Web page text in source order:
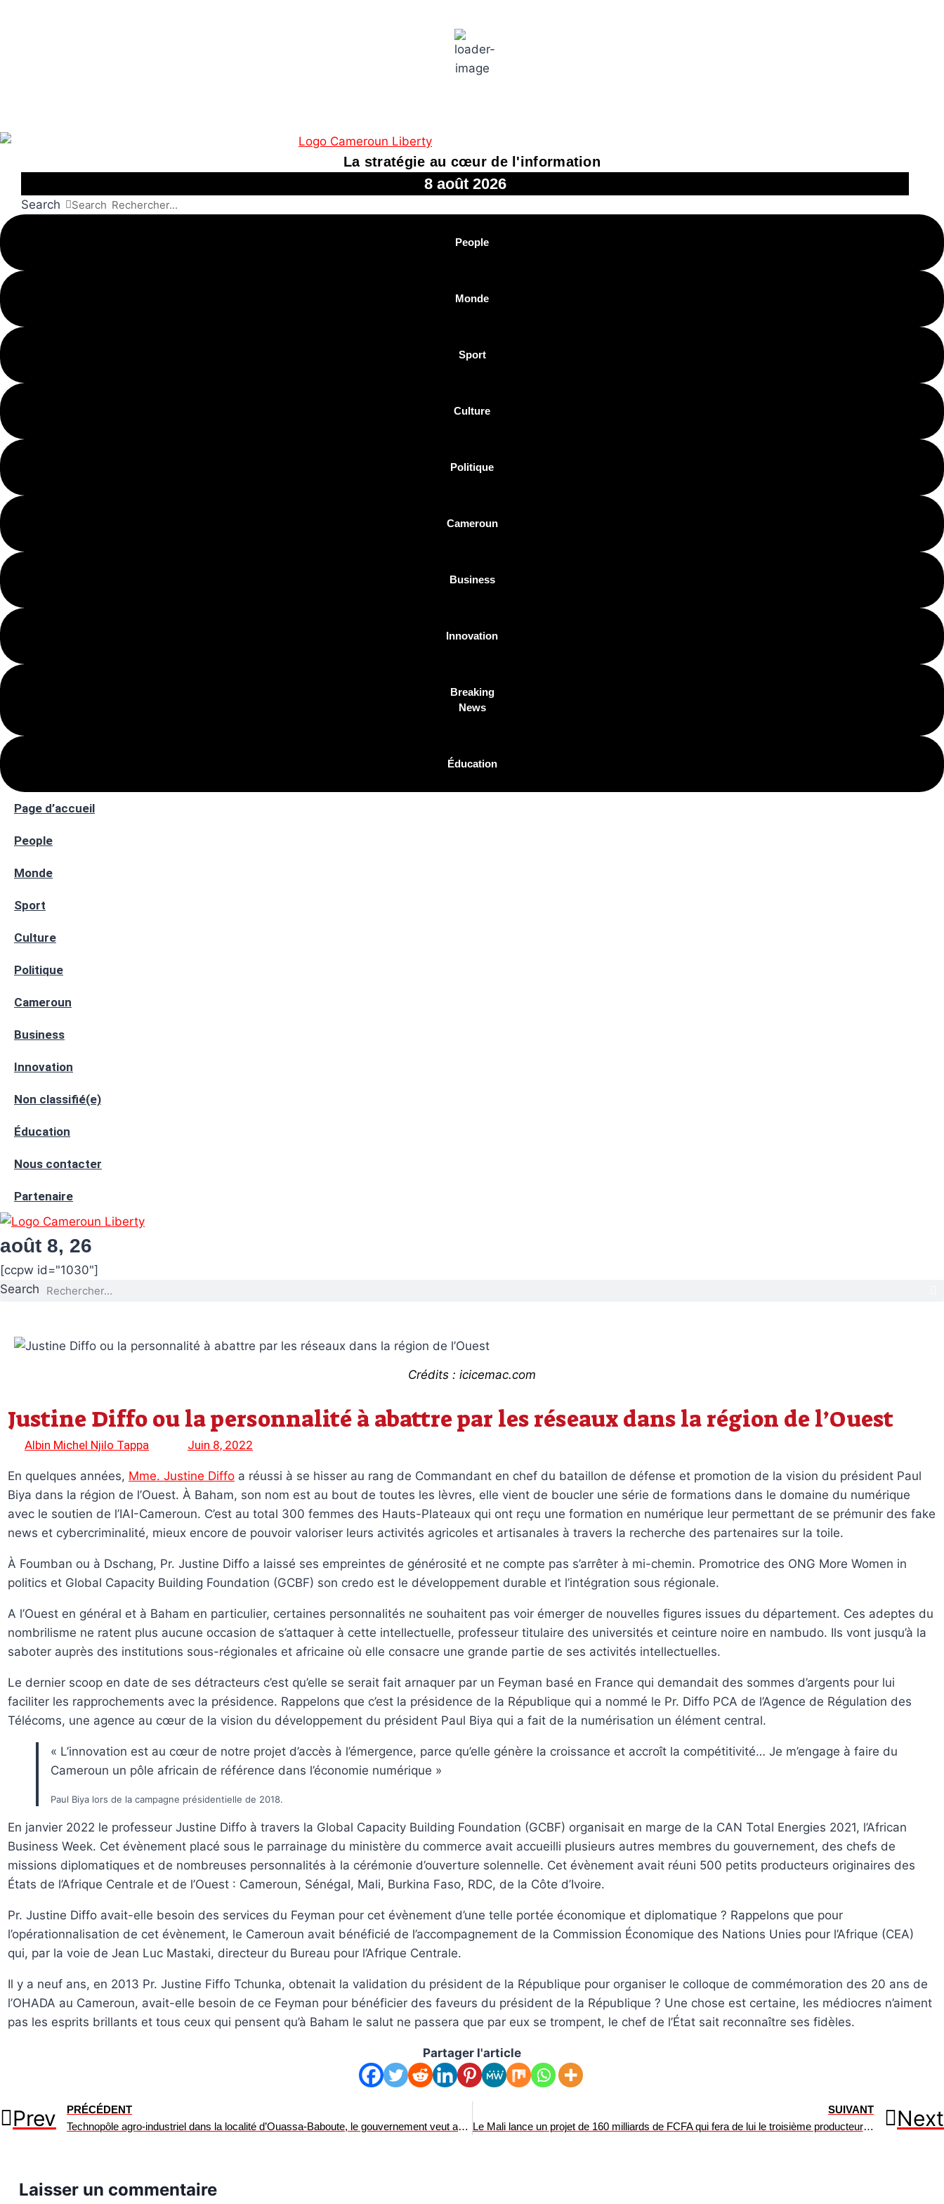
11:47 am,
18
La stratégie au cœur de l'information
8 août 2026
Search Search
People
Monde
Sport
Culture
Politique
Cameroun
Business
Innovation
Breaking
News
Éducation
Page d’accueil
People
Monde
Sport
Culture
Politique
Cameroun
Business
Innovation
Non classifié(e)
Éducation
Nous contacter
Partenaire
août 8, 26
[ccpw id="1030"]
Search
Crédits : icicemac.com
Justine Diffo ou la personnalité à abattre par les réseaux dans la région de l’Ouest
Albin Michel Njilo Tappa Juin 8, 2022
En quelques années, Mme. Justine Diffo a réussi à se hisser au rang de Commandant en chef du bataillon de défense et promotion de la vision du président Paul
Biya dans la région de l’Ouest. À Baham, son nom est au bout de toutes les lèvres, elle vient de boucler une série de formations dans le domaine du numérique
avec le soutien de l’IAI-Cameroun. C’est au total 300 femmes des Hauts-Plateaux qui ont reçu une formation en numérique leur permettant de se prémunir des fake
news et cybercriminalité, mieux encore de pouvoir valoriser leurs activités agricoles et artisanales à travers la recherche des partenaires sur la toile.
À Foumban ou à Dschang, Pr. Justine Diffo a laissé ses empreintes de générosité et ne compte pas s’arrêter à mi-chemin. Promotrice des ONG More Women in
politics et Global Capacity Building Foundation (GCBF) son credo est le développement durable et l’intégration sous régionale.
A l’Ouest en général et à Baham en particulier, certaines personnalités ne souhaitent pas voir émerger de nouvelles figures issues du département. Ces adeptes du
nombrilisme ne ratent plus aucune occasion de s’attaquer à cette intellectuelle, professeur titulaire des universités et ceinture noire en nambudo. Ils vont jusqu’à la
saboter auprès des institutions sous-régionales et africaine où elle consacre une grande partie de ses activités intellectuelles.
Le dernier scoop en date de ses détracteurs c’est qu’elle se serait fait arnaquer par un Feyman basé en France qui demandait des sommes d’argents pour lui
faciliter les rapprochements avec la présidence. Rappelons que c’est la présidence de la République qui a nommé le Pr. Diffo PCA de l’Agence de Régulation des
Télécoms, une agence au cœur de la vision du développement du président Paul Biya qui a fait de la numérisation un élément central.
« L’innovation est au cœur de notre projet d’accès à l’émergence, parce qu’elle génère la croissance et accroît la compétitivité… Je m’engage à faire du
Cameroun un pôle africain de référence dans l’économie numérique »
Paul Biya lors de la campagne présidentielle de 2018.
En janvier 2022 le professeur Justine Diffo à travers la Global Capacity Building Foundation (GCBF) organisait en marge de la CAN Total Energies 2021, l’African
Business Week. Cet évènement placé sous le parrainage du ministère du commerce avait accueilli plusieurs autres membres du gouvernement, des chefs de
missions diplomatiques et de nombreuses personnalités à la cérémonie d’ouverture solennelle. Cet évènement avait réuni 500 petits producteurs originaires des
États de l’Afrique Centrale et de l’Ouest : Cameroun, Sénégal, Mali, Burkina Faso, RDC, de la Côte d’Ivoire.
Pr. Justine Diffo avait-elle besoin des services du Feyman pour cet évènement d’une telle portée économique et diplomatique ? Rappelons que pour
l’opérationnalisation de cet évènement, le Cameroun avait bénéficié de l’accompagnement de la Commission Économique des Nations Unies pour l’Afrique (CEA)
qui, par la voie de Jean Luc Mastaki, directeur du Bureau pour l’Afrique Centrale.
Il y a neuf ans, en 2013 Pr. Justine Fiffo Tchunka, obtenait la validation du président de la République pour organiser le colloque de commémoration des 20 ans de
l’OHADA au Cameroun, avait-elle besoin de ce Feyman pour bénéficier des faveurs du président de la République ? Une chose est certaine, les médiocres n’aiment
pas les esprits brillants et tous ceux qui pensent qu’à Baham le salut ne passera que par eux se trompent, le chef de l’État sait reconnaître ses fidèles.
Partager l'article
Prev
PRÉCÉDENT
Technopôle agro-industriel dans la localité d’Ouassa-Baboute, le gouvernement veut accélérer sa mise sur pied
SUIVANT
Le Mali lance un projet de 160 milliards de FCFA qui fera de lui le troisième producteur de lithium au monde
Next
Laisser un commentaire